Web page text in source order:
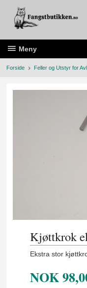
innholdet
Meny
Forside Feller og Utstyr for
Kjøttkrok
Ekstra stor
NOK